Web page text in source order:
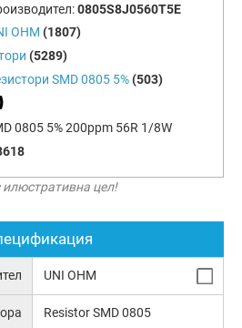
0805S8J0560T5E
OHM (1807)
(5289)
SMD 0805 5% (503)
0805 5% 200ppm 56R 1/8W
цел!
UNI OHM
Resistor SMD 0805